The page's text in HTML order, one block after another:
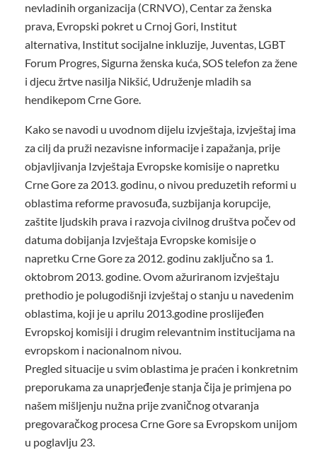
nevladinih organizacija (CRNVO), Centar za ženska
prava, Evropski pokret u Crnoj Gori, Institut
alternativa, Institut socijalne inkluzije, Juventas, LGBT
Forum Progres, Sigurna ženska kuća, SOS telefon za žene
i djecu žrtve nasilja Nikšić, Udruženje mladih sa
hendikepom Crne Gore.
Kako se navodi u uvodnom dijelu izvještaja, izvještaj ima
za cilj da pruži nezavisne informacije i zapažanja, prije
objavljivanja Izvještaja Evropske komisije o napretku
Crne Gore za 2013. godinu, o nivou preduzetih reformi u
oblastima reforme pravosuđa, suzbijanja korupcije,
zaštite ljudskih prava i razvoja civilnog društva počev od
datuma dobijanja Izvještaja Evropske komisije o
napretku Crne Gore za 2012. godinu zaključno sa 1.
oktobrom 2013. godine. Ovom ažuriranom izvještaju
prethodio je polugodišnji izvještaj o stanju u navedenim
oblastima, koji je u aprilu 2013.godine proslijeđen
Evropskoj komisiji i drugim relevantnim institucijama na
evropskom i nacionalnom nivou.
Pregled situacije u svim oblastima je praćen i konkretnim
preporukama za unaprjeđenje stanja čija je primjena po
našem mišljenju nužna prije zvaničnog otvaranja
pregovaračkog procesa Crne Gore sa Evropskom unijom
u poglavlju 23.